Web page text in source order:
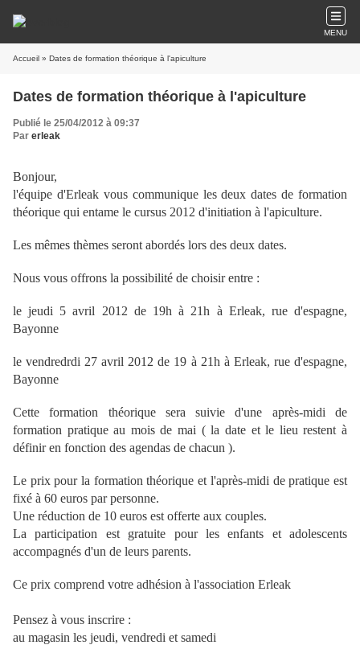
MENU
Accueil » Dates de formation théorique à l'apiculture
Dates de formation théorique à l'apiculture
Publié le 25/04/2012 à 09:37
Par erleak
Bonjour,
l'équipe d'Erleak vous communique les deux dates de formation
théorique qui entame le cursus 2012 d'initiation à l'apiculture.
Les mêmes thèmes seront abordés lors des deux dates.
Nous vous offrons la possibilité de choisir entre :
le jeudi 5 avril 2012 de 19h à 21h à Erleak, rue d'espagne,
Bayonne
le vendredrdi 27 avril 2012 de 19 à 21h à Erleak, rue d'espagne,
Bayonne
Cette formation théorique sera suivie d'une après-midi de
formation pratique au mois de mai ( la date et le lieu restent à
définir en fonction des agendas de chacun ).
Le prix pour la formation théorique et l'après-midi de pratique est
fixé à 60 euros par personne.
Une réduction de 10 euros est offerte aux couples.
La participation est gratuite pour les enfants et adolescents
accompagnés d'un de leurs parents.
Ce prix comprend votre adhésion à l'association Erleak
Pensez à vous inscrire :
au magasin les jeudi, vendredi et samedi